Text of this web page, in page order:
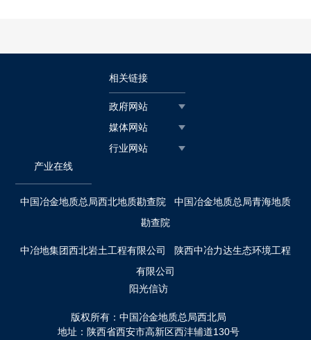
相关链接
政府网站
媒体网站
行业网站
产业在线
中国冶金地质总局西北地质勘查院
中国冶金地质总局青海地质
勘查院
中冶地集团西北岩土工程有限公司
陕西中冶力达生态环境工程
有限公司
阳光信访
版权所有：中国冶金地质总局西北局
地址：陕西省西安市高新区西沣辅道130号